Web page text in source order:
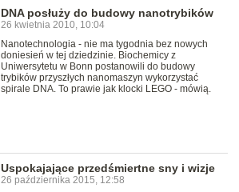
DNA posłuży do budowy nanotrybików
26 kwietnia 2010, 10:04
Nanotechnologia - nie ma tygodnia bez nowych
doniesień w tej dziedzinie. Biochemicy z
Uniwersytetu w Bonn postanowili do budowy
trybików przyszłych nanomaszyn wykorzystać
spirale DNA. To prawie jak klocki LEGO - mówią.
Uspokajające przedśmiertne sny i wizje
26 października 2015, 12:58